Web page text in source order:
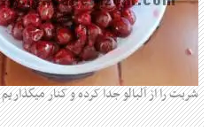
شربت را از آلبالو جدا کرده و کنار میگذاریم